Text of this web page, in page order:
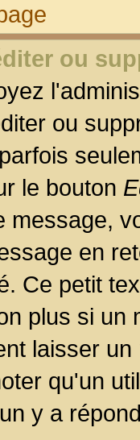
ou
ou
le bouton
message,
en
Ce petit
plus si un
laisser
qu'un
y a